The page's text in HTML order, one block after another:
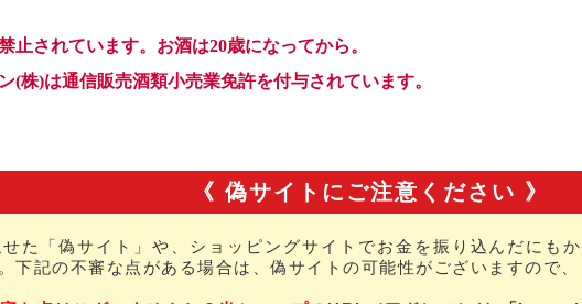
《 偽サイトにご注意ください 》
た「偽サイト」や、ショッピングサイトでお金を振り込んだにも
下記の不審な点がある場合は、偽サイトの可能性がございますので